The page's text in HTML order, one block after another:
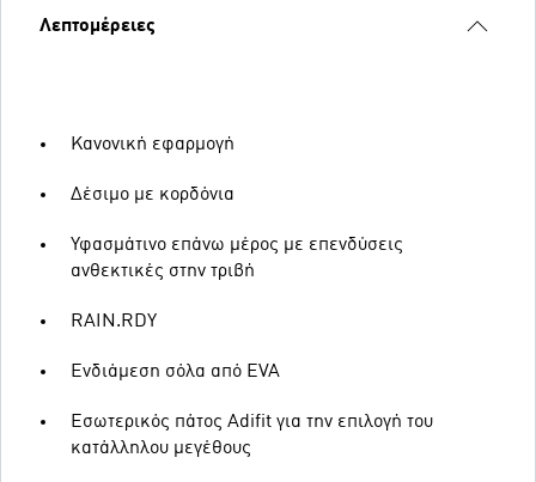
Λεπτομέρειες
Κανονική εφαρμογή
Δέσιμο με κορδόνια
Υφασμάτινο επάνω μέρος με επενδύσεις
ανθεκτικές στην τριβή
RAIN.RDY
Ενδιάμεση σόλα από EVA
Εσωτερικός πάτος Adifit για την επιλογή του
κατάλληλου μεγέθους